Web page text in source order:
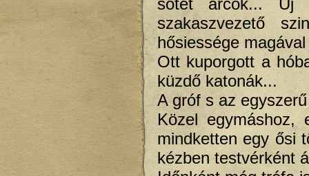
sötét arcok...
szakaszvezető
hősiessége
Ott kuporgott a
küzdő katonák...
A gróf s az
Közel egymáshoz,
mindketten egy ősi
kézben testvérként